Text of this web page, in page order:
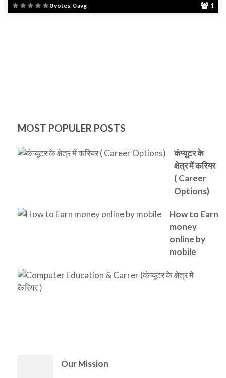
0 votes, 0 avg 1
MOST POPULER POSTS
कंप्यूटर के
क्षेत्र में करियर
( Career
Options)
How to Earn
money
online by
mobile
Our Mission